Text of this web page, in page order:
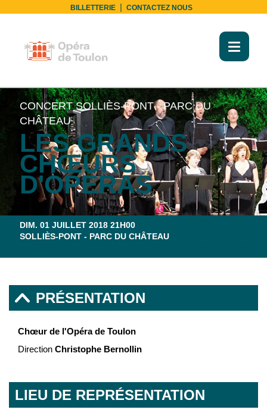
BILLETTERIE CONTACTEZ NOUS
CONCERTSOLLIÈS-PONT - PARC DU
CHÂTEAU
LES GRANDS
CHŒURS
D'OPÉRAS
DIM. 01 JUILLET 2018 21H00
SOLLIÈS-PONT - PARC DU CHÂTEAU
PRÉSENTATION
Chœur de l'Opéra de Toulon
Direction Christophe Bernollin
LIEU DE REPRÉSENTATION